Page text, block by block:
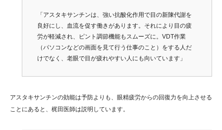
「アスタキサンチンは、強い抗酸化作用で目の新陳代謝を
良好にし、血流を促す働きがあります。それにより目の疲
労が軽減され、ピント調節機能もスムーズに。VDT作業
（パソコンなどの画面を見て行う仕事のこと）をする人だ
けでなく、老眼で目が疲れやすい人にも向いています」
アスタキサンチンの効能は予防よりも、眼精疲労からの回復力を向上させる
ことにあると、梶田医師は説明しています。